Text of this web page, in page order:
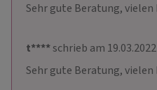
Sehr gute Beratung, vielen
t****schrieb am 19.03.2022
Sehr gute Beratung, vielen